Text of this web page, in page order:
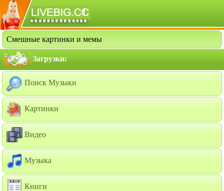
Смешные картинки и мемы
Загрузки:
Поиск Музыки
Картинки
Видео
Музыка
Книги